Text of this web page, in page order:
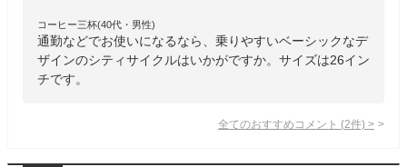
コーヒー三杯(40代・男性)
通勤などでお使いになるなら、乗りやすいベーシックなデ
ザインのシティサイクルはいかがですか。サイズは26イン
チです。
全てのおすすめコメント (2件) >